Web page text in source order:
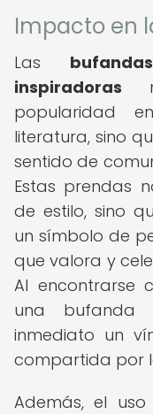
Impacto en
Las
inspiradoras
popularidad
literatura, sino
sentido de
Estas prendas
de estilo, sino
un símbolo de
que valora y
Al encontrarse
una bufanda
inmediato un
compartida por
Además, el